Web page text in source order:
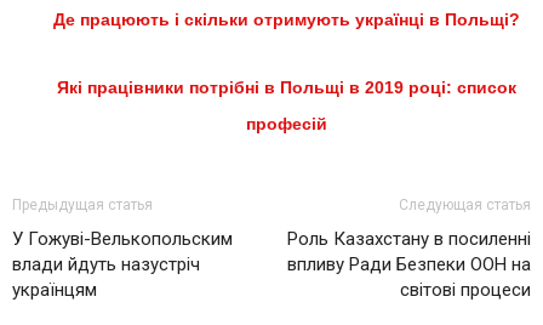
Де працюють і скільки отримують українці в Польщі?
Які працівники потрібні в Польщі в 2019 році: список
професій
Предыдущая статья
У Гожуві-Велькопольским
влади йдуть назустріч
українцям
Следующая статья
Роль Казахстану в посиленні
впливу Ради Безпеки ООН на
світові процеси